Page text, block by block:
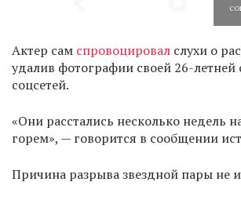
Актер сам спровоцировал слухи о
удалив фотографии своей 26-летней
соцсетей.
«Они расстались несколько недель
горем», — говорится в сообщении
Причина разрыва звездной пары не